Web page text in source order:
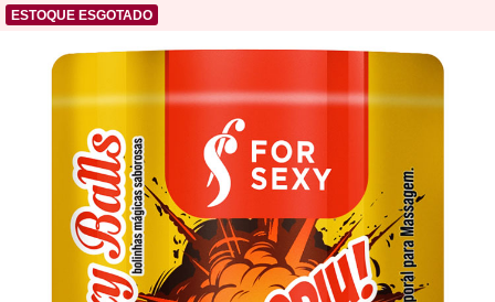
ESTOQUE ESGOTADO